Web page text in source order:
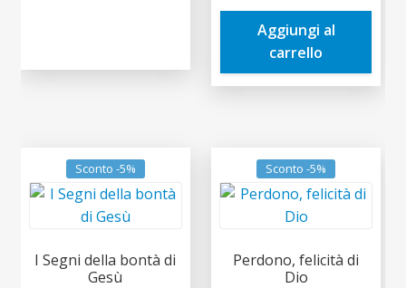
era:
1,50€.
è:
Aggiungi al
carrello
Sconto -5%
I Segni della bontà di
Gesù
Sconto -5%
Perdono, felicità di
Dio